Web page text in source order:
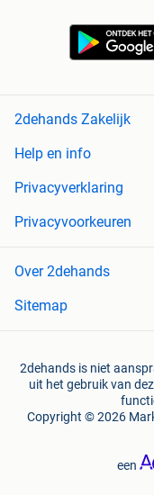
2dehands Zakelijk
Help en info
Privacyverklaring
Privacyvoorkeuren
Over 2dehands
Sitemap
2dehands is niet
uit het gebruik van
Copyright © 2026
een